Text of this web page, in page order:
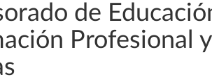
de
Profesional